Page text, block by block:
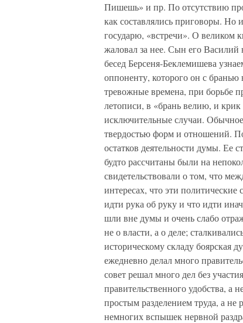
Пишешь» и пр. По отсутствию
как составлялись приговоры. Но
государю, «встречи». О великом
жаловал за нее. Сын его
бесед Берсеня-Беклемишева
оппоненту, которого он с
тревожные времена, при борьбе
летописи, в «брань велию, и
исключительные случаи.
твердостью форм и отношений.
остатков деятельности думы. Ее
будто рассчитаны были на
свидетельствовали о том, что
интересах, что эти
идти рука об руку и что идти
шли вне думы и очень слабо
не о власти, а о деле;
историческому складу боярская
ежедневно делал много
совет решал много дел без
правительственного удобства, а
простым разделением труда, а
немногих вспышек нервной